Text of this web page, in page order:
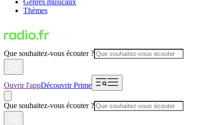
Genres musicaux
Thèmes
Que souhaitez-vous écouter ?
Ouvrir l'appDécouvrir Prime
Que souhaitez-vous écouter ?